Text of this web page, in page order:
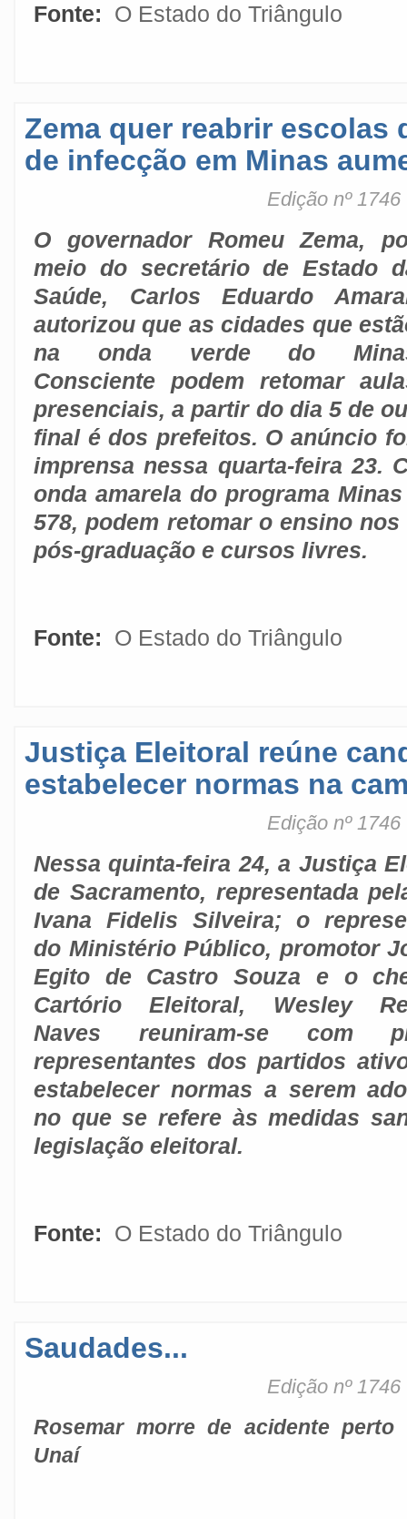
Fonte:
O Estado do Triângulo
Zema quer reabrir escolas
de infecção em Minas
Edição nº
O governador Romeu Zema,
meio do secretário de Estado
Saúde, Carlos Eduardo
autorizou que as cidades que
na onda verde do
Consciente podem retomar
presenciais, a partir do dia 5 de
final é dos prefeitos. O anúncio
imprensa nessa quarta-feira 23.
onda amarela do programa
578, podem retomar o ensino
pós-graduação e cursos livres.
Fonte: O Estado do Triângulo
Justiça Eleitoral reúne
estabelecer normas na
Edição nº
Nessa quinta-feira 24, a Justiça
de Sacramento, representada
Ivana Fidelis Silveira; o
do Ministério Público, promotor
Egito de Castro Souza e o
Cartório Eleitoral, Wesley
Naves reuniram-se com
representantes dos partidos
estabelecer normas a serem
no que se refere às medidas
legislação eleitoral.
Fonte: O Estado do Triângulo
Saudades...
Edição nº
Rosemar morre de acidente perto
Unaí